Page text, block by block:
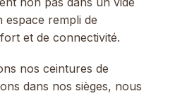
espace rempli de
et de connectivité.
nos ceintures de
dans nos sièges, nous